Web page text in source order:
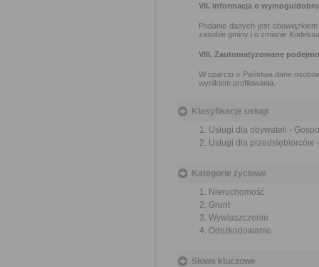
VII. Informacja o wymogu/
Podanie danych jest
zasobie gminy i o zmianie
VIII. Zautomatyzowane
W oparciu o Państwa dane
wynikiem profilowania.
Klasyfikacje usługi
Usługi dla obywateli -
Usługi dla
Kategorie życiowe
Nieruchomość
Grunt
Wywłaszczenie
Odszkodowanie
Słowa kluczowe